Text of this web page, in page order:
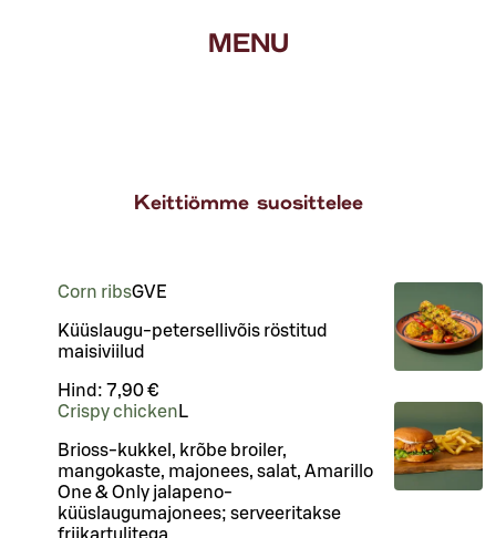
MENU
Keittiömme suosittelee
Corn ribsGVE
Küüslaugu-petersellivõis röstitud
maisiviilud
Hind: 7,90 €
Crispy chicken L
Brioss-kukkel, krõbe broiler,
mangokaste, majonees, salat, Amarillo
One & Only jalapeno-
küüslaugumajonees; serveeritakse